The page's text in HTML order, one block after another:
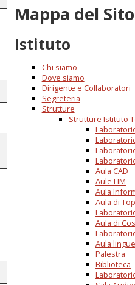
Mappa del Sito
Istituto
Chi siamo
Dove siamo
Dirigente e Collaboratori
Segreteria
Strutture
Strutture Istituto
Aula CAD
Aule LIM
Aula
Aula di
Aula di
Aula
Palestra
Biblioteca